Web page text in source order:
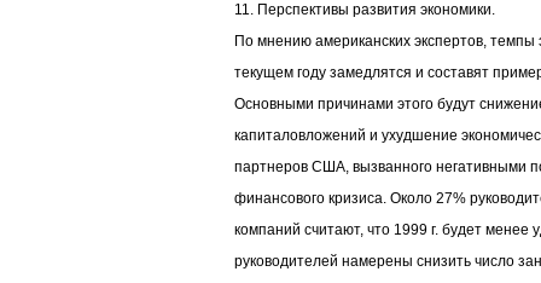
11. Перспективы развития экономики.
По мнению американских экспертов,
текущем году замедлятся и составят
Основными причинами этого будут
капиталовложений и ухудшение
партнеров США, вызванного негативными
финансового кризиса. Около 27%
компаний считают, что 1999 г. будет
руководителей намерены снизить число